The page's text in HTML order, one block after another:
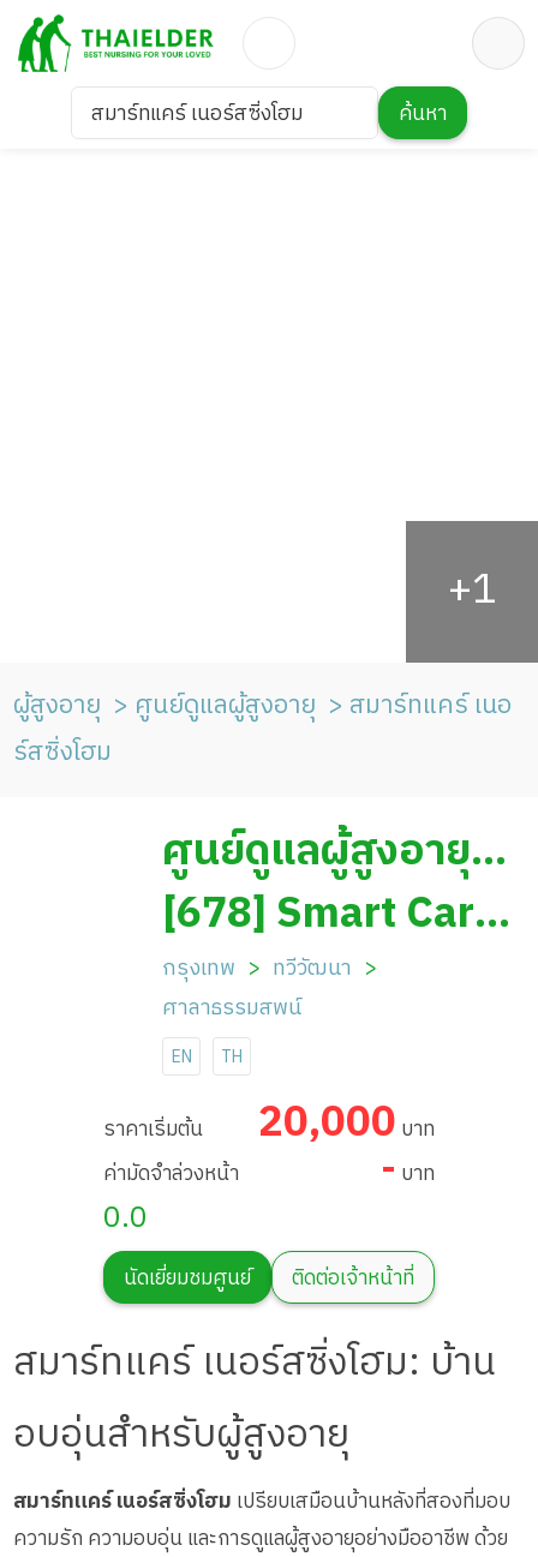
สมาร์ทแคร์ เนอร์สซิ่งโฮม ค้นหา
ผู้สูงอายุ ศูนย์ดูแลผู้สูงอายุ
สมาร์ทแคร์ เนอ
ร์สซิ่งโฮม
ศูนย์ดูแลผู้สูงอายุ
สมาร์ทแคร์ เนอร์ส
ซิ่งโฮม
[678] Smart Care
Nursing Home
กรุงเทพ
ทวีวัฒนา
ศาลาธรรมสพน์
EN TH
ราคาเริ่มต้น 20,000 บาท
ค่ามัดจำล่วงหน้า
- บาท
0.0
นัดเยี่ยมชมศูนย์ ติดต่อเจ้าหน้าที่
สมาร์ทแคร์ เนอร์สซิ่งโฮม: บ้าน
อบอุ่นสำหรับผู้สูงอายุ
สมาร์ทแคร์ เนอร์สซิ่งโฮม เปรียบเสมือนบ้านหลังที่สองที่มอบ
ความรัก ความอบอุ่น และการดูแลผู้สูงอายุอย่างมืออาชีพ ด้วย